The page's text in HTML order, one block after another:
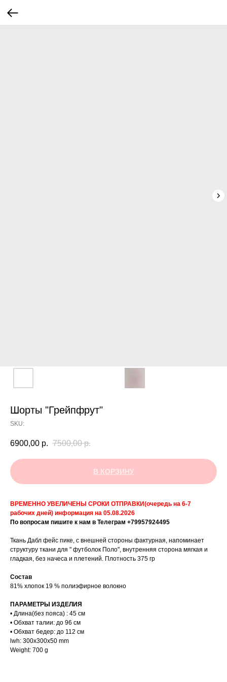
Шорты "Грейпфрут"
SKU:
6900,00 р. 7500,00 р.
В КОРЗИНУ
ВРЕМЕННО УВЕЛИЧЕНЫ СРОКИ ОТПРАВКИ(очередь на 6-7
рабочих дней) информация на 05.08.2026
По вопросам пишите к нам в Телеграм +79957924495
Ткань Дабл фейс пике, с внешней стороны фактурная, напоминает
структуру ткани для " футболок Поло", внутренняя сторона мягкая и
гладкая, без начеса и плетений. Плотность 375 гр
Состав
81% хлопок 19 % полиэфирное волокно
ПАРАМЕТРЫ ИЗДЕЛИЯ
• Длина(без пояса) : 45 см
• Обхват талии: до 96 см
• Обхват бедер: до 112 см
lwh: 300x300x50 mm
Weight: 700 g